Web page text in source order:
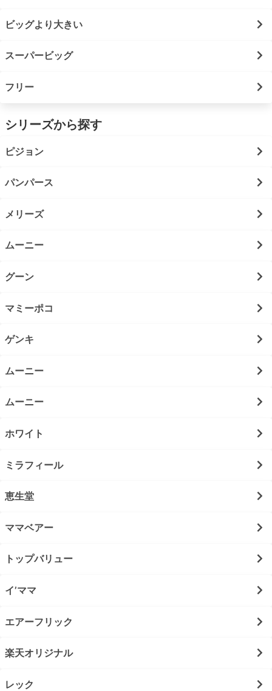
ビッグより大きい
スーパービッグ
フリー
シリーズから探す
ピジョン
パンパース
メリーズ
ムーニー
グーン
マミーポコ
ゲンキ
ムーニー
ムーニー
ホワイト
ミラフィール
恵生堂
ママベアー
トップバリュー
イ’ママ
エアーフリック
楽天オリジナル
レック